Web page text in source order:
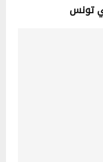
تونس